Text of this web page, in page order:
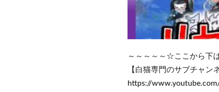
～～～～～☆ここから下
【白猫専門のサブチャン
https://